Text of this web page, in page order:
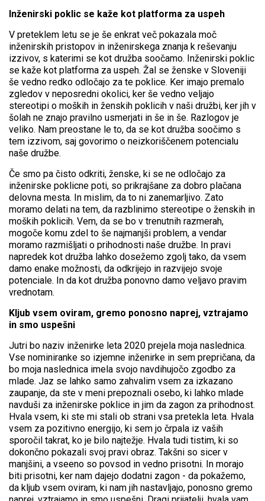
Inženirski poklic se kaže kot platforma za uspeh
V preteklem letu se je še enkrat več pokazala moč
inženirskih pristopov in inženirskega znanja k reševanju
izzivov, s katerimi se kot družba soočamo. Inženirski poklic
se kaže kot platforma za uspeh. Žal se ženske v Sloveniji
še vedno redko odločajo za te poklice. Ker imajo premalo
zgledov v neposredni okolici, ker še vedno veljajo
stereotipi o moških in ženskih poklicih v naši družbi, ker jih v
šolah ne znajo pravilno usmerjati in še in še. Razlogov je
veliko. Nam preostane le to, da se kot družba soočimo s
tem izzivom, saj govorimo o neizkoriščenem potencialu
naše družbe.
Če smo pa čisto odkriti, ženske, ki se ne odločajo za
inženirske poklicne poti, so prikrajšane za dobro plačana
delovna mesta. In mislim, da to ni zanemarljivo. Zato
moramo delati na tem, da razblinimo stereotipe o ženskih in
moških poklicih. Vem, da se bo v trenutnih razmerah,
mogoče komu zdel to še najmanjši problem, a vendar
moramo razmišljati o prihodnosti naše družbe. In pravi
napredek kot družba lahko dosežemo zgolj tako, da vsem
damo enake možnosti, da odkrijejo in razvijejo svoje
potenciale. In da kot družba ponovno damo veljavo pravim
vrednotam.
Kljub vsem oviram, gremo ponosno naprej, vztrajamo
in smo uspešni
Jutri bo naziv inženirke leta 2020 prejela moja naslednica.
Vse nominiranke so izjemne inženirke in sem prepričana, da
bo moja naslednica imela svojo navdihujočo zgodbo za
mlade. Jaz se lahko samo zahvalim vsem za izkazano
zaupanje, da ste v meni prepoznali osebo, ki lahko mlade
navduši za inženirske poklice in jim da zagon za prihodnost.
Hvala vsem, ki ste mi stali ob strani vsa pretekla leta. Hvala
vsem za pozitivno energijo, ki sem jo črpala iz vaših
sporočil takrat, ko je bilo najtežje. Hvala tudi tistim, ki so
dokončno pokazali svoj pravi obraz. Takšni so sicer v
manjšini, a vseeno so povsod in vedno prisotni. In morajo
biti prisotni, ker nam dajejo dodatni zagon - da pokažemo,
da kljub vsem oviram, ki nam jih nastavljajo, ponosno gremo